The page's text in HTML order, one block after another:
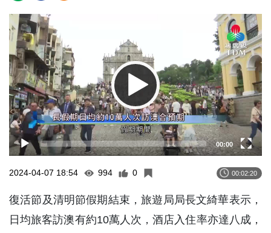
Video
Player
00:00
2024-04-07 18:54 994 0 00:02:20
復活節及清明節假期結束，旅遊局局長文綺華表示，
日均旅客訪澳有約10萬人次，酒店入住率亦達八成，